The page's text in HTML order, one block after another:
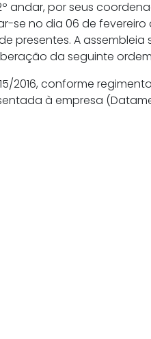
12º andar, por seus
no dia 06 de fevereiro
presentes. A
da seguinte
conforme regimento
à empresa